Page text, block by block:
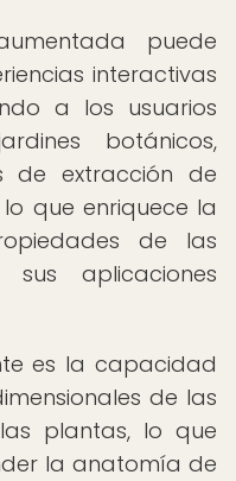
puede
interactivas
a los usuarios
botánicos,
de extracción de
que enriquece la
de las
aplicaciones
es la capacidad
de las
plantas, lo que
la anatomía de